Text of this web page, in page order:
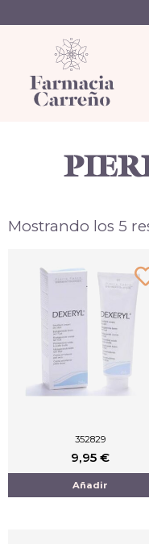
Mostrando los 5
352829
9,95 €
Añadir